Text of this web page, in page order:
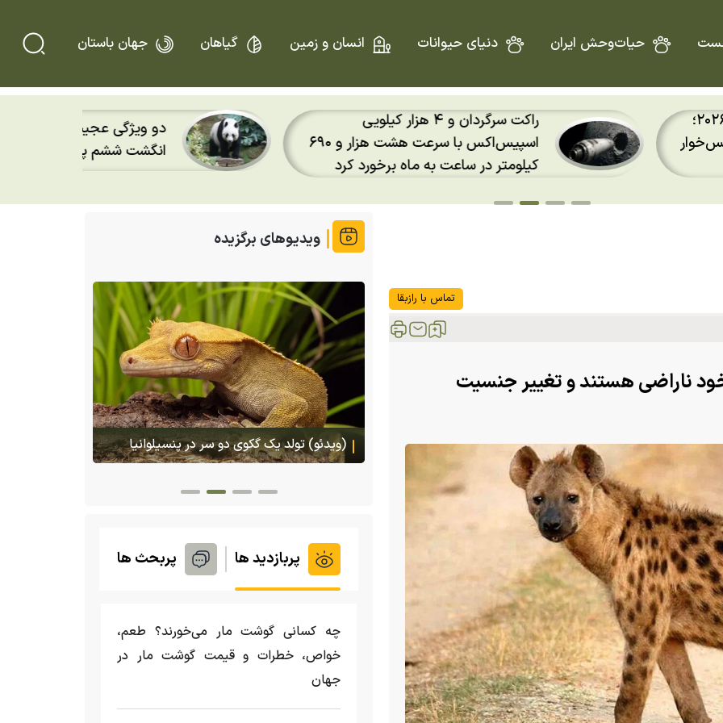
حیات‌وحش ایران دنیای حیوانات انسان و زمین گیاهان جهان باستان
اسپیس‌اکس با سرعت هشت هزار و ۶۹۰
دو ویژگی عجیب خرس پاندا؛ ماجرای
انگشت ششم پاندا چیست؟
پس از ۲۰ سال؛
دوباره باران را روی
تماس با رازبقا
ناراضی هستند و تغییر جنسیت
ویدیوهای برگزیده
یک فک
(ویدئو) تولد یک گکوی دو سر در پنسیلوانیا
هجوم یک بزمجه غول‌پیکر به یک سوپرمارکت در
تایلند
پربازدید ها پربحث ها
چه کسانی گوشت مار می‌خورند؟ طعم،
خواص، خطرات و قیمت گوشت مار در
جهان